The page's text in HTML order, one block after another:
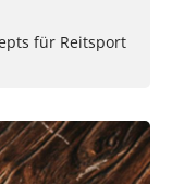
für Reitsport